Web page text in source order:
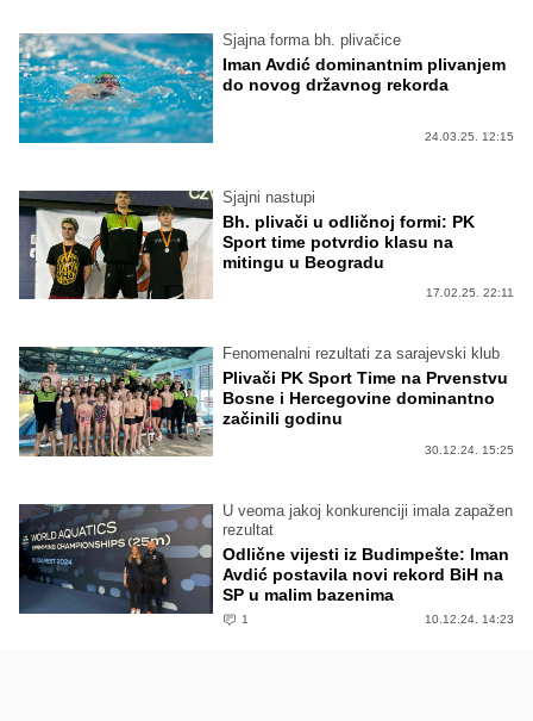
Sjajna forma bh. plivačice
Iman Avdić dominantnim plivanjem
do novog državnog rekorda
24.03.25. 12:15
Sjajni nastupi
Bh. plivači u odličnoj formi: PK
Sport time potvrdio klasu na
mitingu u Beogradu
17.02.25. 22:11
Fenomenalni rezultati za sarajevski klub
Plivači PK Sport Time na Prvenstvu
Bosne i Hercegovine dominantno
začinili godinu
30.12.24. 15:25
U veoma jakoj konkurenciji imala zapažen
rezultat
Odlične vijesti iz Budimpešte: Iman
Avdić postavila novi rekord BiH na
SP u malim bazenima
1 10.12.24. 14:23